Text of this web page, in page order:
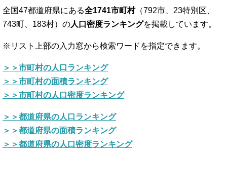
全国47都道府県にある全1741市町村（792市、23特別区、
743町、183村）の人口密度ランキングを掲載しています。
※リスト上部の入力窓から検索ワードを指定できます。
＞＞市町村の人口ランキング
＞＞市町村の面積ランキング
＞＞市町村の人口密度ランキング
＞＞都道府県の人口ランキング
＞＞都道府県の面積ランキング
＞＞都道府県の人口密度ランキング